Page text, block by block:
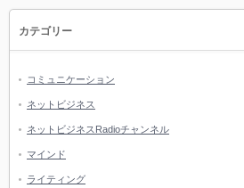
カテゴリー
コミュニケーション
ネットビジネス
ネットビジネスRadioチャンネル
マインド
ライティング